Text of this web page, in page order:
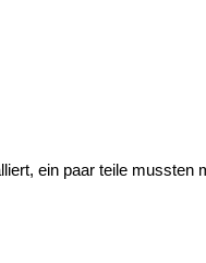
ein paar teile mussten